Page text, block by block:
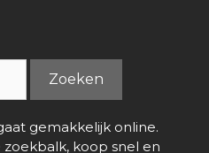
Zoeken
gemakkelijk online.
koop snel en